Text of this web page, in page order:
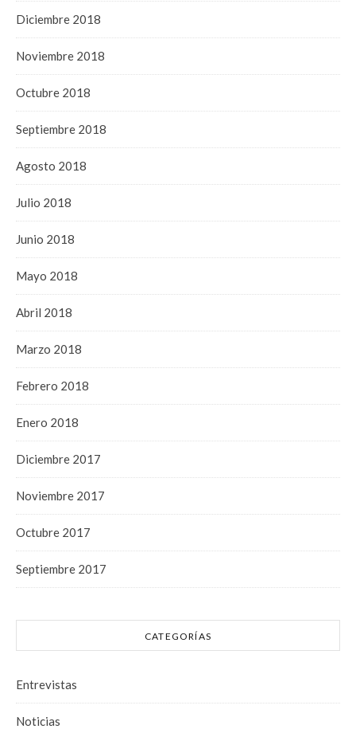
Diciembre 2018
Noviembre 2018
Octubre 2018
Septiembre 2018
Agosto 2018
Julio 2018
Junio 2018
Mayo 2018
Abril 2018
Marzo 2018
Febrero 2018
Enero 2018
Diciembre 2017
Noviembre 2017
Octubre 2017
Septiembre 2017
CATEGORÍAS
Entrevistas
Noticias